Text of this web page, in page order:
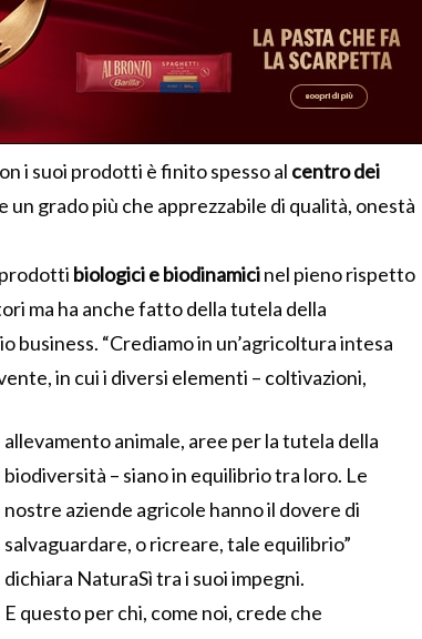
i suoi prodotti è finito spesso al centro dei
grado più che apprezzabile di qualità, onestà
prodotti biologici e biodinamicinel pieno rispetto
ma ha anche fatto della tutela della
“Crediamo in un’agricoltura intesa
in cui i diversi elementi – coltivazioni,
allevamento animale, aree per la tutela della
biodiversità – siano in equilibrio tra loro. Le
nostre aziende agricole hanno il dovere di
salvaguardare, o ricreare, tale equilibrio”
dichiara NaturaSì tra i suoi impegni.
E questo per chi, come noi, crede che